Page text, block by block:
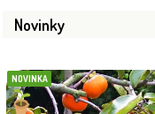
Novinky
NOVINKA